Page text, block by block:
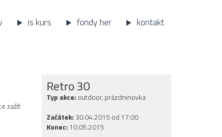
is kurs fondy her kontakt
zažít
Retro 30
Typ akce: outdoor, prázdninovka
Začátek: 30.04.2015 od 17:00
Konec: 10.05.2015